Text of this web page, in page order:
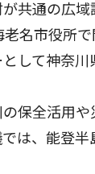
共通の広域
名市役所
して神奈川
保全活用や
は、能登